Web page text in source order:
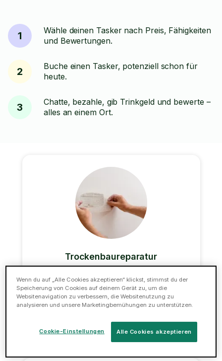
1
Wähle deinen Tasker nach Preis, Fähigkeiten
und Bewertungen.
2
Buche einen Tasker, potenziell schon für
heute.
3
Chatte, bezahle, gib Trinkgeld und bewerte –
alles an einem Ort.
Trockenbaureparatur
Tasker reparieren deine Trockenbauwände für
dich!
Jetzt buchen
Wenn du auf „Alle Cookies akzeptieren“ klickst, stimmst du der
Speicherung von Cookies auf deinem Gerät zu, um die
Websitenavigation zu verbessern, die Websitenutzung zu
analysieren und unsere Marketingbemühungen zu unterstützen.
Alle Cookies akzeptieren
Cookie-Einstellungen